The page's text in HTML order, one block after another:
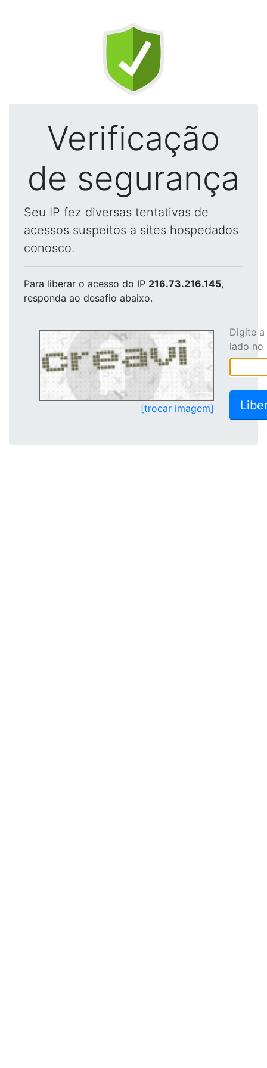
Verificação
de segurança
Seu IP fez diversas tentativas de
acessos suspeitos a sites hospedados
conosco.
Para liberar o acesso do IP 216.73.216.145,
responda ao desafio abaixo.
[trocar imagem]
Digite
lado no